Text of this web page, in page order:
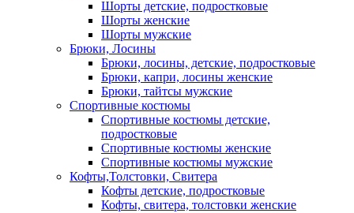
Шорты детские, подростковые
Шорты женские
Шорты мужские
Брюки, Лосины
Брюки, лосины, детские, подростковые
Брюки, капри, лосины женские
Брюки, тайтсы мужские
Спортивные костюмы
Спортивные костюмы детские,
подростковые
Спортивные костюмы женские
Спортивные костюмы мужские
Кофты,Толстовки, Свитера
Кофты детские, подростковые
Кофты, свитера, толстовки женские